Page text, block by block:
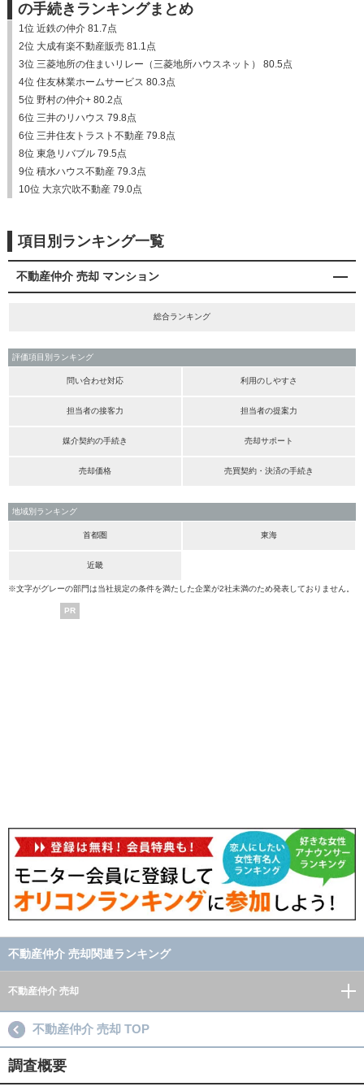
の手続きランキングまとめ
1位 近鉄の仲介 81.7点
2位 大成有楽不動産販売 81.1点
3位 三菱地所の住まいリレー（三菱地所ハウスネット） 80.5点
4位 住友林業ホームサービス 80.3点
5位 野村の仲介+ 80.2点
6位 三井のリハウス 79.8点
6位 三井住友トラスト不動産 79.8点
8位 東急リバブル 79.5点
9位 積水ハウス不動産 79.3点
10位 大京穴吹不動産 79.0点
項目別ランキング一覧
不動産仲介 売却 マンション
総合ランキング
評価項目別ランキング
問い合わせ対応 利用のしやすさ
担当者の接客力 担当者の提案力
媒介契約の手続き 売却サポート
売却価格 売買契約・決済の手続き
地域別ランキング
首都圏 東海
近畿
※文字がグレーの部門は当社規定の条件を満たした企業が2社未満のため発表しておりません。
PR
不動産仲介 売却関連ランキング
不動産仲介 売却
不動産仲介 売却 TOP
調査概要